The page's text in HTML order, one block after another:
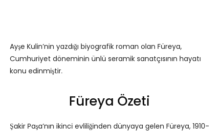
Ayşe Kulin’nin yazdığı biyografik roman olan Füreya,
Cumhuriyet döneminin ünlü seramik sanatçısının hayatı
konu edinmiştir.
Füreya Özeti
Şakir Paşa’nın ikinci evliliğinden dünyaya gelen Füreya, 1910-